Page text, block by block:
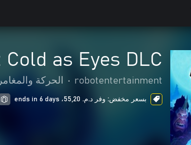
as Eyes DLC
robotentertainment
• الحركة
بسعر مخفض: وفر د.م.‏ 55,20، ends in 6 days